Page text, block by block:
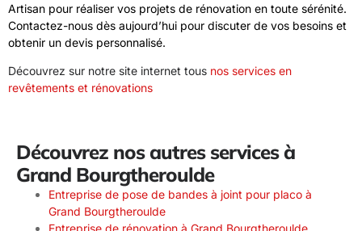
Artisan pour réaliser vos projets de rénovation en toute sérénité.
Contactez-nous dès aujourd’hui pour discuter de vos besoins et
obtenir un devis personnalisé.
Découvrez sur notre site internet tous nos services en
revêtements et rénovations
Découvrez nos autres services à
Grand Bourgtheroulde
Entreprise de pose de bandes à joint pour placo à
Grand Bourgtheroulde
Entreprise de rénovation à Grand Bourgtheroulde